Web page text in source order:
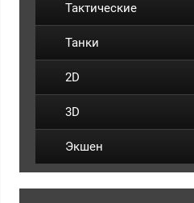
Тактические
Танки
2D
3D
Экшен